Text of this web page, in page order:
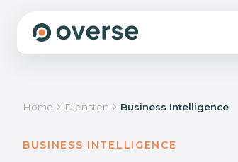
We sporen de groeiremmers op die
Home Diensten Business Intelligence
BUSINESS INTELLIGENCE